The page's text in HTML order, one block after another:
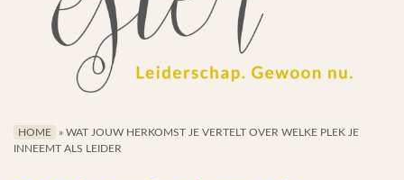
Leiderschapscoaching
HOME » WAT JOUW HERKOMST JE VERTELT OVER WELKE PLEK JE
INNEEMT ALS LEIDER